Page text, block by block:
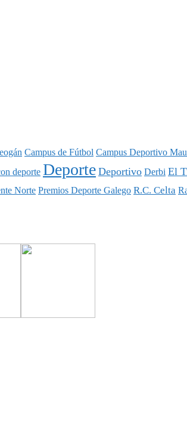
Campus de Fútbol Campus Deportivo
deporte Deporte Deportivo Derbi El
Norte Premios Deporte Galego R.C. Celta